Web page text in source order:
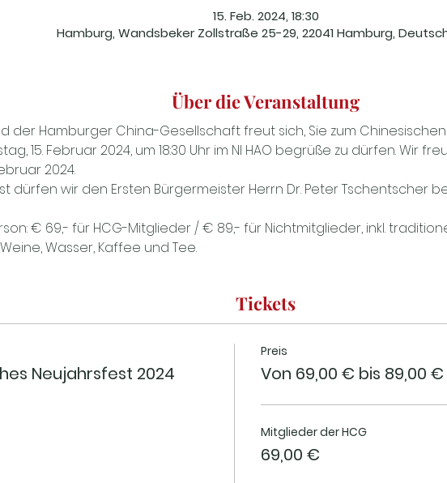
15. Feb. 2024, 18:30
Hamburg, Wandsbeker Zollstraße 25-29, 22041 Hamburg,
Über die Veranstaltung
der Hamburger China-Gesellschaft freut sich, Sie zum
15. Februar 2024, um 18:30 Uhr im NI HAO begrüße zu dürfen. Wir
2024.
dürfen wir den Ersten Bürgermeister Herrn Dr. Peter Tschentscher
€ 69,- für HCG-Mitglieder / € 89,- für Nichtmitglieder, inkl.
Wasser, Kaffee und Tee.
Tickets
Neujahrsfest 2024
Preis
Von 69,00 € bis 89,00 €
Mitglieder der HCG
69,00 €